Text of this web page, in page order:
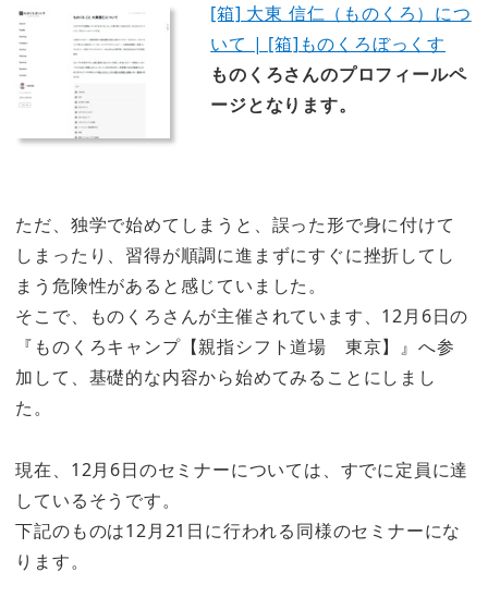
[箱] 大東 信仁（ものくろ）につ
いて | [箱]ものくろぼっくす
ものくろさんのプロフィールペ
ージとなります。
ただ、独学で始めてしまうと、誤った形で身に付けて
しまったり、習得が順調に進まずにすぐに挫折してし
まう危険性があると感じていました。
そこで、ものくろさんが主催されています、12月6日の
『ものくろキャンプ【親指シフト道場 東京】』へ参
加して、基礎的な内容から始めてみることにしまし
た。
現在、12月6日のセミナーについては、すでに定員に達
しているそうです。
下記のものは12月21日に行われる同様のセミナーにな
ります。